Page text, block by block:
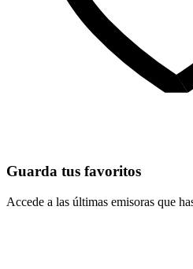
Guarda tus favoritos
Accede a las últimas emisoras que